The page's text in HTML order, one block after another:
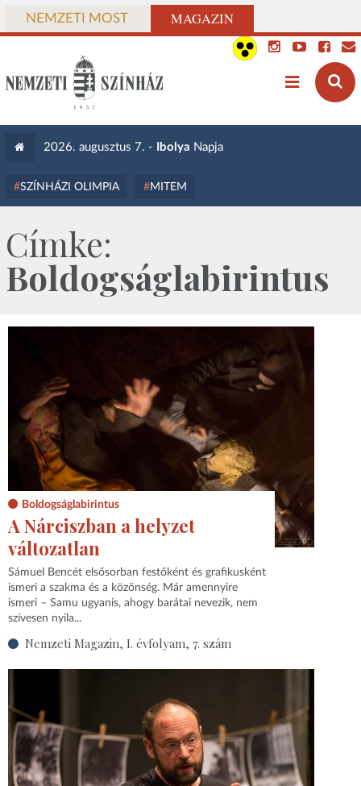
NEMZETI MOST MAGAZIN
2026. augusztus 7. - Ibolya Napja
SZÍNHÁZI OLIMPIA MITEM
Címke:
Boldogságlabirintus
Boldogságlabirintus
A Nárciszban a helyzet
változatlan
Sámuel Bencét elsősorban festőként és grafikusként
ismeri a szakma és a közönség. Már amennyire
ismeri – Samu ugyanis, ahogy barátai nevezik, nem
szívesen nyila...
Nemzeti Magazin, I. évfolyam, 7. szám